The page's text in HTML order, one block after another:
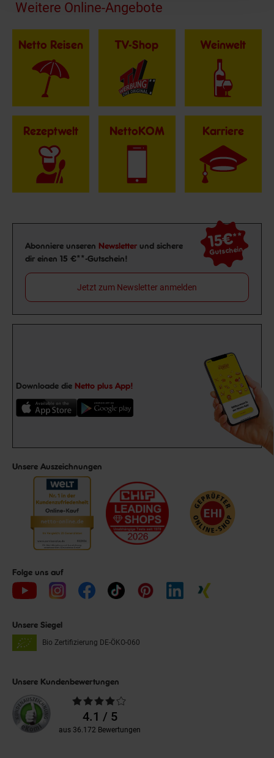
Fußzeile
Weitere Online-Angebote
Netto Reisen TV-Shop Weinwelt
Rezeptwelt NettoKOM Karriere
Newsletter Anmeldung
Abonniere unseren Newsletter und sichere
dir einen 15 €**-Gutschein!
15€**
Gutschein
Jetzt zum Newsletter anmelden
Downloade die Netto plus App!
Unsere Auszeichnungen
Folge uns auf
Unsere Siegel
Bio Zertifizierung DE-ÖKO-060
Unsere Kundenbewertungen
Durchschnittliche
Bewertungen4.1 / 5
aus 36.172 Bewertungen